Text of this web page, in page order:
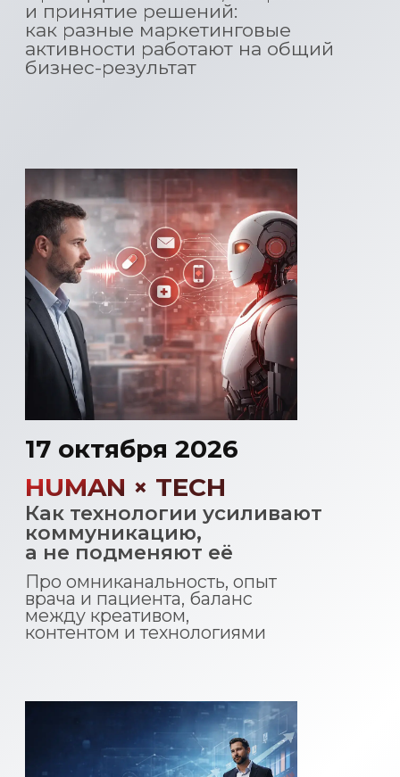
14 ноября 2026
Следующий ход в
фарм-маркетинге
NEXT PLAY
Стратегическая встреча:
итоги года, приоритеты,
инвестиции и роль
партнёров в дальнейшем
развитии
Тренды, кейсы и
наблюдения из мира
маркетинга
Читать
технологий в коммуникации
VITA news